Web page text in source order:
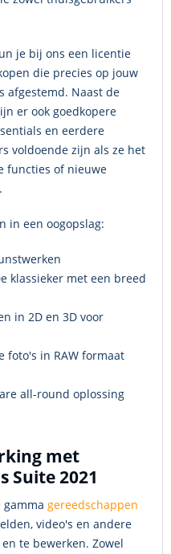
je bij ons een licentie
die precies op jouw
afgestemd. Naast de
er ook goedkopere
en eerdere
voldoende zijn als ze het
functies of nieuwe
in een oogopslag:
klassieker met een breed
in 2D en 3D voor
foto's in RAW formaat
all-round oplossing
met
Suite 2021
gamma gereedschappen
video's en andere
te bewerken. Zowel